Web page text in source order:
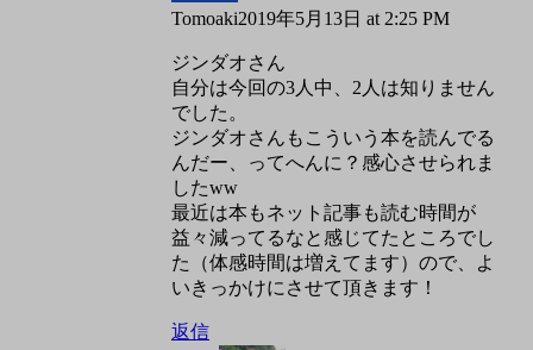
Tomoaki2019年5月13日 at 2:25 PM
ジンダオさん
自分は今回の3人中、2人は知りません
でした。
ジンダオさんもこういう本を読んでる
んだー、ってへんに？感心させられま
したww
最近は本もネット記事も読む時間が
益々減ってるなと感じてたところでし
た（体感時間は増えてます）ので、よ
いきっかけにさせて頂きます！
返信